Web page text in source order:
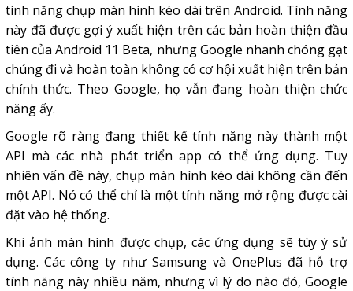
tính năng chụp màn hình kéo dài trên Android. Tính năng
này đã được gợi ý xuất hiện trên các bản hoàn thiện đầu
tiên của Android 11 Beta, nhưng Google nhanh chóng gạt
chúng đi và hoàn toàn không có cơ hội xuất hiện trên bản
chính thức. Theo Google, họ vẫn đang hoàn thiện chức
năng ấy.
Google rõ ràng đang thiết kế tính năng này thành một
API mà các nhà phát triển app có thể ứng dụng. Tuy
nhiên vấn đề này, chụp màn hình kéo dài không cần đến
một API. Nó có thể chỉ là một tính năng mở rộng được cài
đặt vào hệ thống.
Khi ảnh màn hình được chụp, các ứng dụng sẽ tùy ý sử
dụng. Các công ty như Samsung và OnePlus đã hỗ trợ
tính năng này nhiều năm, nhưng vì lý do nào đó, Google